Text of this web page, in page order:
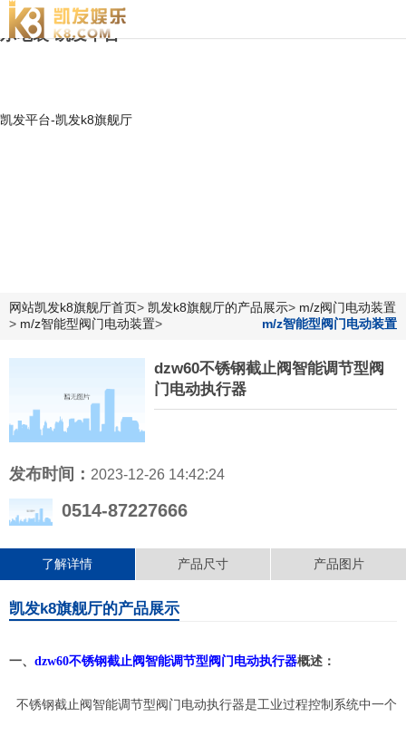
dzw60不锈钢截止阀智能调节型阀门电动执行器|江苏贝
尔电装-凯发平台
凯发平台-凯发k8旗舰厅
网站凯发k8旗舰厅首页> 凯发k8旗舰厅的产品展示> m/z阀门电动装置
> m/z智能型阀门电动装置> m/z智能型阀门电动装置
dzw60不锈钢截止阀智能调节型阀
门电动执行器
发布时间： 2023-12-26 14:42:24
0514-87227666
了解详情 产品尺寸 产品图片
凯发k8旗舰厅的产品展示
一、 dzw60不锈钢截止阀智能调节型阀门电动执行器概述：
不锈钢截止阀智能调节型阀门电动执行器是工业过程控制系统中一个